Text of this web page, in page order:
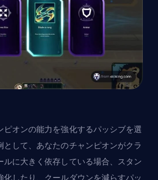
ピオンの能力を強化するパッシブを選
として、あなたのチャンピオンがクラ
ルに大きく依存している場合、スタン